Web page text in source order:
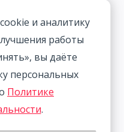
и аналитику
работы
вы даёте
персональных
Политике
.